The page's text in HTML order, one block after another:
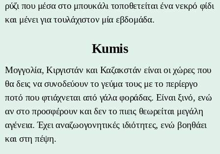
ρύζι που μέσα στο μπουκάλι τοποθετείται ένα νεκρό φίδι
και μένει για τουλάχιστον μία εβδομάδα.
Kumis
Μογγολία, Κιργιστάν και Καζακστάν είναι οι χώρες που
θα δεις να συνοδεύουν το γεύμα τους με το περίεργο
ποτό που φτιάχνεται από γάλα φοράδας. Είναι ξινό, ενώ
αν στο προσφέρουν και δεν το πιεις θεωρείται μεγάλη
αγένεια. Έχει αναζωογονητικές ιδιότητες, ενώ βοηθάει
και στη πέψη.